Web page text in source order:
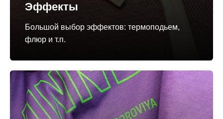
Эффекты
Большой выбор эффектов: термоподьем,
флюр и т.п.